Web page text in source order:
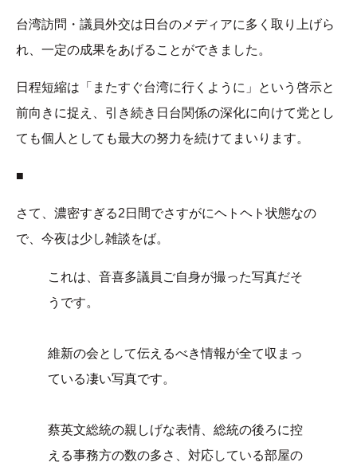
台湾訪問・議員外交は日台のメディアに多く取り上げら
れ、一定の成果をあげることができました。
日程短縮は「またすぐ台湾に行くように」という啓示と
前向きに捉え、引き続き日台関係の深化に向けて党とし
ても個人としても最大の努力を続けてまいります。
■
さて、濃密すぎる2日間でさすがにヘトヘト状態なの
で、今夜は少し雑談をば。
これは、音喜多議員ご自身が撮った写真だそ
うです。
維新の会として伝えるべき情報が全て収まっ
ている凄い写真です。
蔡英文総統の親しげな表情、総統の後ろに控
える事務方の数の多さ、対応している部屋の